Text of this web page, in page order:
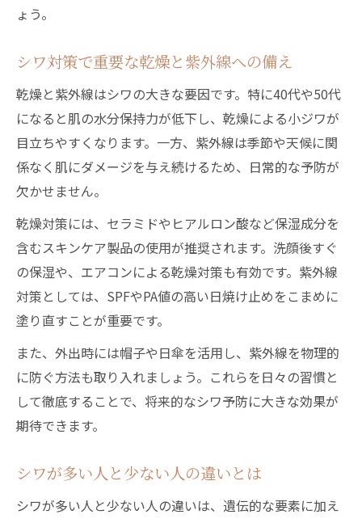
シワ対策に役立つ毎日のスキンケア習慣
シワができにくくする生活習慣のポイント
食べ物でシワ対策を強化するコツ
睡眠とストレス管理でシワ予防を徹底
摩擦を減らす洗顔でシワ対策を実践
シワを改善するために大切な基礎知識
一度できたしわは消えるのか徹底検証
シワ改善に効果的な成分と使い方
セルフケアでできるシワ対策の実践方法
シワ改善を目指す際の注意点と落とし穴
ょう。
シワ対策で重要な乾燥と紫外線への備え
乾燥と紫外線はシワの大きな要因です。特に40代や50代
になると肌の水分保持力が低下し、乾燥による小ジワが
目立ちやすくなります。一方、紫外線は季節や天候に関
係なく肌にダメージを与え続けるため、日常的な予防が
欠かせません。
乾燥対策には、セラミドやヒアルロン酸など保湿成分を
含むスキンケア製品の使用が推奨されます。洗顔後すぐ
の保湿や、エアコンによる乾燥対策も有効です。紫外線
対策としては、SPFやPA値の高い日焼け止めをこまめに
塗り直すことが重要です。
また、外出時には帽子や日傘を活用し、紫外線を物理的
に防ぐ方法も取り入れましょう。これらを日々の習慣と
して徹底することで、将来的なシワ予防に大きな効果が
期待できます。
シワが多い人と少ない人の違いとは
シワが多い人と少ない人の違いは、遺伝的な要素に加え